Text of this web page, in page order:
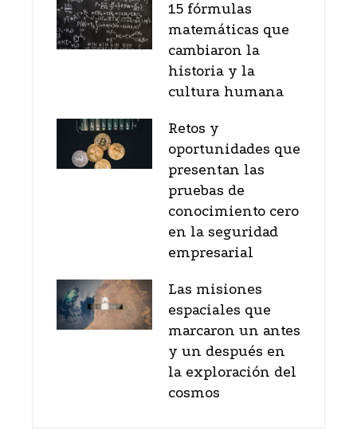
15 fórmulas
matemáticas que
cambiaron la
historia y la
cultura humana
Retos y
oportunidades que
presentan las
pruebas de
conocimiento cero
en la seguridad
empresarial
Las misiones
espaciales que
marcaron un antes
y un después en
la exploración del
cosmos